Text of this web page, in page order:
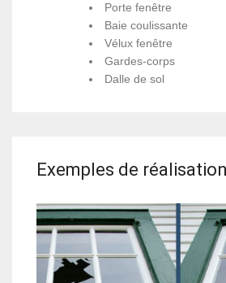
Porte fenêtre
Baie coulissante
Vélux fenêtre
Gardes-corps
Dalle de sol
Exemples de